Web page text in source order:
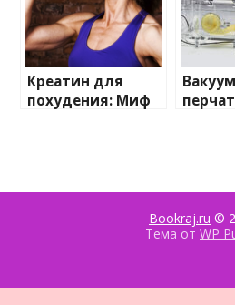
Креатин для
похудения: Миф
Bookraj.ru ©
Тема от WP